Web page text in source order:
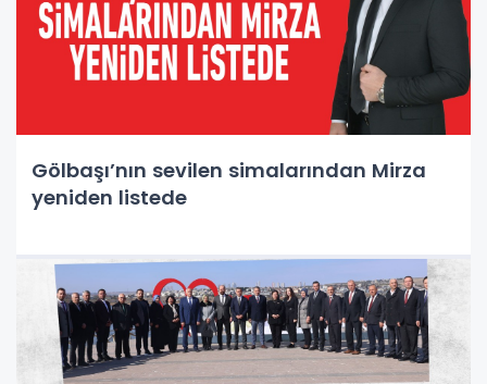
Gölbaşı’nın sevilen simalarından Mirza
yeniden listede